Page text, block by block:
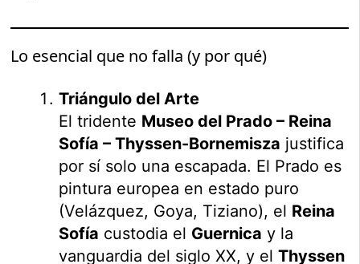
Lo esencial que no falla (y por qué)
Triángulo del Arte
El tridente Museo del Prado – Reina
Sofía – Thyssen-Bornemisza justifica
por sí solo una escapada. El Prado es
pintura europea en estado puro
(Velázquez, Goya, Tiziano), el Reina
Sofía custodia el Guernica y la
vanguardia del siglo XX, y elThyssen